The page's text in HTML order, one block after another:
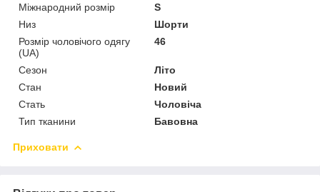
Міжнародний розмір
S
Низ
Шорти
Розмір чоловічого одягу
(UA)
46
Сезон
Літо
Стан
Новий
Стать
Чоловіча
Тип тканини
Бавовна
Приховати